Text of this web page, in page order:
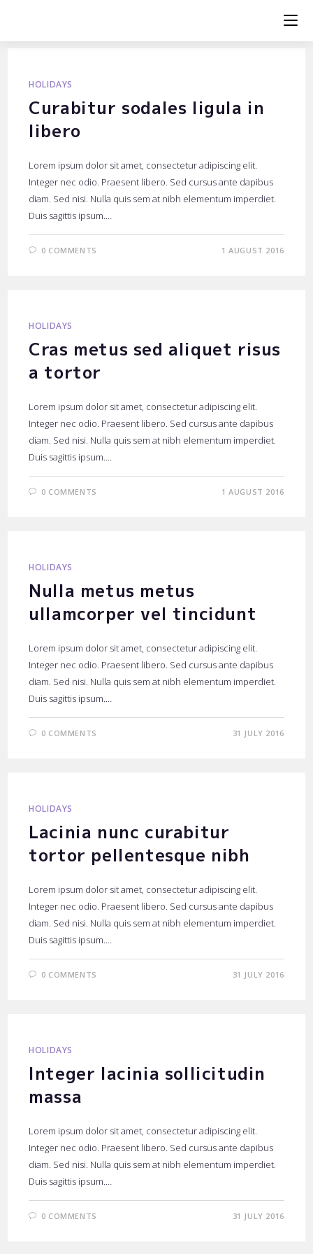
content
HOLIDAYS
Curabitur sodales ligula in
libero
Lorem ipsum dolor sit amet, consectetur adipiscing elit.
Integer nec odio. Praesent libero. Sed cursus ante dapibus
diam. Sed nisi. Nulla quis sem at nibh elementum imperdiet.
Duis sagittis ipsum.…
0 COMMENTS 1 AUGUST 2016
HOLIDAYS
Cras metus sed aliquet risus
a tortor
Lorem ipsum dolor sit amet, consectetur adipiscing elit.
Integer nec odio. Praesent libero. Sed cursus ante dapibus
diam. Sed nisi. Nulla quis sem at nibh elementum imperdiet.
Duis sagittis ipsum.…
0 COMMENTS 1 AUGUST 2016
HOLIDAYS
Nulla metus metus
ullamcorper vel tincidunt
Lorem ipsum dolor sit amet, consectetur adipiscing elit.
Integer nec odio. Praesent libero. Sed cursus ante dapibus
diam. Sed nisi. Nulla quis sem at nibh elementum imperdiet.
Duis sagittis ipsum.…
0 COMMENTS 31 JULY 2016
HOLIDAYS
Lacinia nunc curabitur
tortor pellentesque nibh
Lorem ipsum dolor sit amet, consectetur adipiscing elit.
Integer nec odio. Praesent libero. Sed cursus ante dapibus
diam. Sed nisi. Nulla quis sem at nibh elementum imperdiet.
Duis sagittis ipsum.…
0 COMMENTS 31 JULY 2016
HOLIDAYS
Integer lacinia sollicitudin
massa
Lorem ipsum dolor sit amet, consectetur adipiscing elit.
Integer nec odio. Praesent libero. Sed cursus ante dapibus
diam. Sed nisi. Nulla quis sem at nibh elementum imperdiet.
Duis sagittis ipsum.…
0 COMMENTS 31 JULY 2016